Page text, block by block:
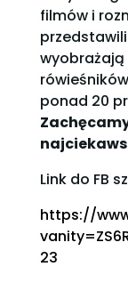
filmów i
wyobrażają
ponad 20
Link do FB
https://
23